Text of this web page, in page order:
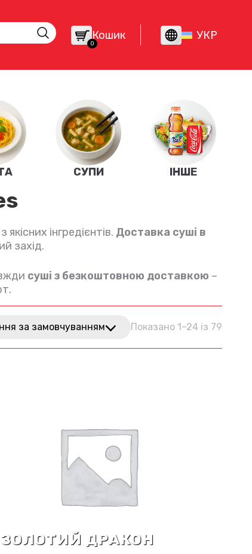
Кошик
0
УКР
СУПИ ІНШЕ
інгредієнтів. Доставка суші в
захід.
суші з безкоштовною доставкою –
Показано 1–24 із 79
за замовчуванням
ЗОЛОТИЙ ДРАКОН